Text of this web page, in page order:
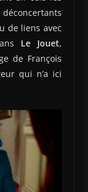
de liens avec
Le Jouet,
de François
qui n’a ici